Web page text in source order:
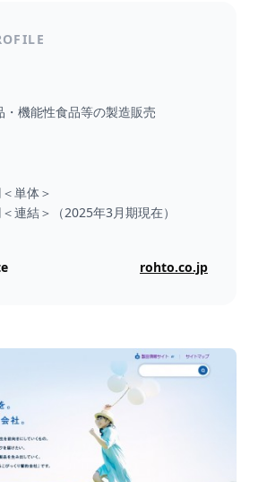
・機能性食品等の製造販売
単体＞
連結＞（2025年3月期現在）
rohto.co.jp